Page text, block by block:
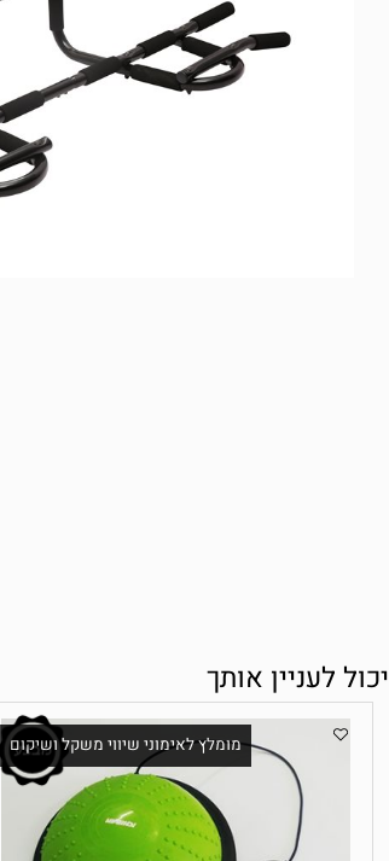
אותך
מומלץ לאימוני שיווי משקל ושיקום